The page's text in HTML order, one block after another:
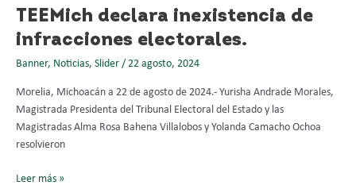
TEEMich declara inexistencia de
infracciones electorales.
Banner, Noticias, Slider / 22 agosto, 2024
Morelia, Michoacán a 22 de agosto de 2024.- Yurisha Andrade Morales,
Magistrada Presidenta del Tribunal Electoral del Estado y las
Magistradas Alma Rosa Bahena Villalobos y Yolanda Camacho Ochoa
resolvieron
Leer más »